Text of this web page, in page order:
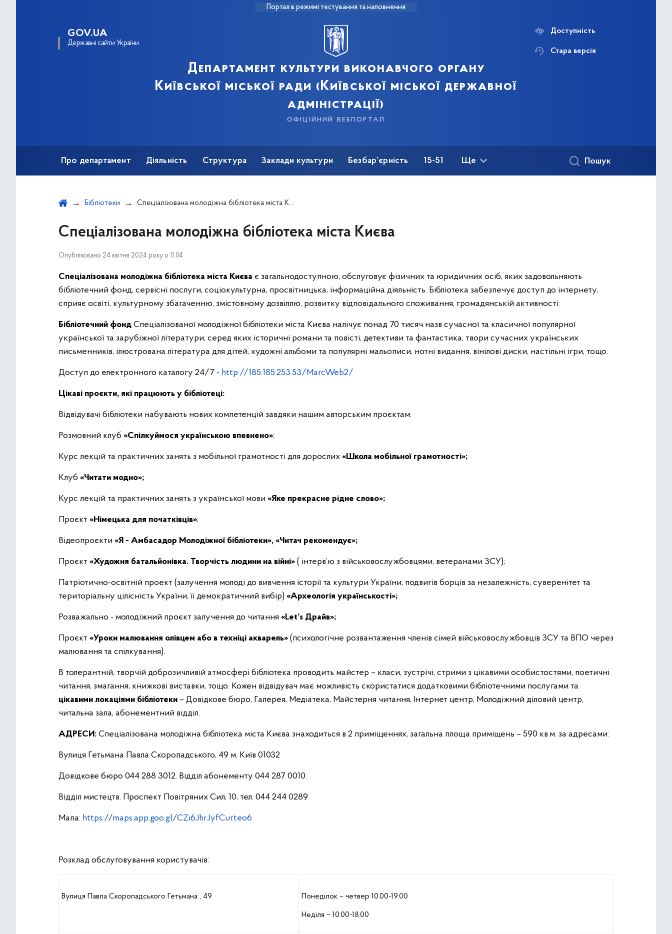
Портал в режимі тестування та наповнення
GOV.UA
Державні сайти України
Департамент культури виконавчого органу
Київської міської ради (Київської міської державної
адміністрації)
офіційний вебпортал
Доступність
Стара версія
Про департамент Діяльність Структура Заклади культури Безбар’єрність 15-51 Ще Пошук
Бібліотеки Спеціалізована молодіжна бібліотека міста Києва
Спеціалізована молодіжна бібліотека міста Києва
Опубліковано 24 квітня 2024 року о 11:04
Спеціалізована молодіжна бібліотека міста Києва є загальнодоступною, обслуговує фізичних та юридичних осіб, яких задовольняють
бібліотечний фонд, сервісні послуги, соціокультурна, просвітницька, інформаційна діяльність. Бібліотека забезпечує доступ до інтернету,
сприяє освіті, культурному збагаченню, змістовному дозвіллю, розвитку відповідального споживання, громадянській активності.
Бібліотечний фонд Спеціалізованої молодіжної бібліотеки міста Києва налічує понад 70 тисяч назв сучасної та класичної популярної
української та зарубіжної літератури, серед яких історичні романи та повісті, детективи та фантастика, твори сучасних українських
письменників, ілюстрована література для дітей, художні альбоми та популярні мальописи, нотні видання, вінілові диски, настільні ігри, тощо.
Доступ до електронного каталогу 24/7 - http://185.185.253.53/MarcWeb2/
Цікаві проєкти, які працюють у бібліотеці:
Відвідувачі бібліотеки набувають нових компетенцій завдяки нашим авторським проєктам:
Розмовний клуб «Спілкуймося українською впевнено»;
Курс лекцій та практичних занять з мобільної грамотності для дорослих «Школа мобільної грамотності»;
Клуб «Читати модно»;
Курс лекцій та практичних занять з української мови «Яке прекрасне рідне слово»;
Проєкт «Німецька для початківців»;
Відеопроєкти «Я - Амбасадор Молодіжної бібліотеки», «Читач рекомендує»;
Проєкт «Художня батальйонівка. Творчість людини на війні» ( інтерв’ю з військовослужбовцями, ветеранами ЗСУ);
Патріотично-освітній проект (залучення молоді до вивчення історії та культури України, подвигів борців за незалежність, суверенітет та
територіальну цілісність України, її демократичний вибір) «Археологія українськості»;
Розважально - молодіжний проєкт залучення до читання «Let’s Драйв»;
Проєкт «Уроки малювання олівцем або в техніці акварель» (психологічне розвантаження членів сімей військовослужбовців ЗСУ та ВПО через
малювання та спілкування).
В толерантній, творчій доброзичливій атмосфері бібліотека проводить майстер – класи, зустрічі, стрими з цікавими особистостями, поетичні
читання, змагання, книжкові виставки, тощо. Кожен відвідувач має можливість скористатися додатковими бібліотечними послугами та
цікавими локаціями бібліотеки – Довідкове бюро, Галерея, Медіатека, Майстерня читання, Інтернет центр, Молодіжний діловий центр,
читальна зала, абонементний відділ.
АДРЕСИ: Спеціалізована молодіжна бібліотека міста Києва знаходиться в 2 приміщеннях, загальна площа приміщень – 590 кв.м. за адресами:
Вулиця Гетьмана Павла Скоропадського, 49 м. Київ 01032
Довідкове бюро 044 288 3012. Відділ абонементу 044 287 0010.
Відділ мистецтв. Проспект Повітряних Сил, 10, тел. 044 244 0289
Мапа: https://maps.app.goo.gl/CZi6JhrJyfCurteo6
Розклад обслуговування користувачів:
Вулиця Павла Скоропадського Гетьмана , 49 Понеділок – четвер 10.00-19.00
Неділя – 10.00-18.00